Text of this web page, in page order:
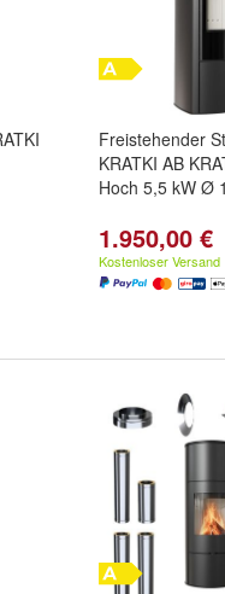
Freistehender
KRATKI AB
Hoch 5,5 kW Ø
1.950,00 €
Kostenloser Versand